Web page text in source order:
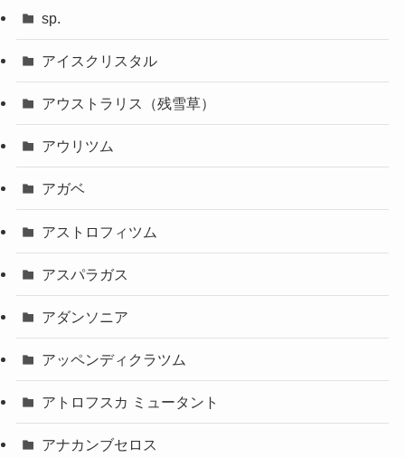
sp.
アイスクリスタル
アウストラリス（残雪草）
アウリツム
アガベ
アストロフィツム
アスパラガス
アダンソニア
アッペンディクラツム
アトロフスカ ミュータント
アナカンブセロス